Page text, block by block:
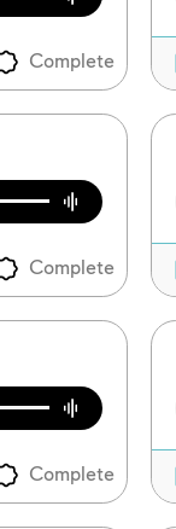
Complete
Complete
Complete